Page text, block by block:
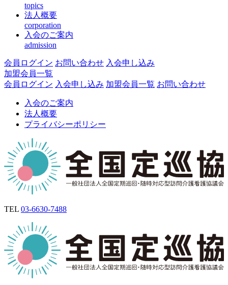
topics
法人概要
corporation
入会のご案内
admission
会員ログイン お問い合わせ 入会申し込み
加盟会員一覧
会員ログイン 入会申し込み 加盟会員一覧 お問い合わせ
入会のご案内
法人概要
プライバシーポリシー
TEL 03-6630-7488